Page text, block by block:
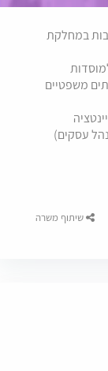
להשתלבות במחלקת
משפטיים
עסקים)
שיתוף משרה